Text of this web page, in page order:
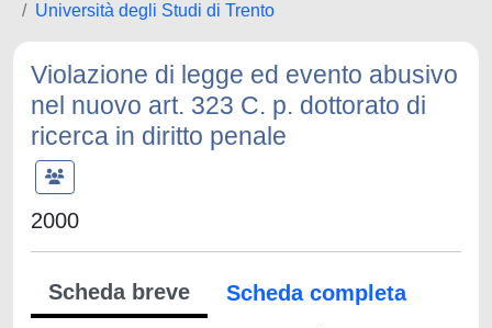
Università degli Studi di Trento
Violazione di legge ed evento abusivo
nel nuovo art. 323 C. p. dottorato di
ricerca in diritto penale
2000
Scheda breve
Scheda completa